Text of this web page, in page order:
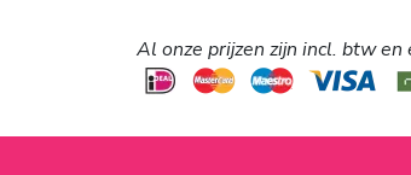
Al onze prijzen zijn incl. btw en